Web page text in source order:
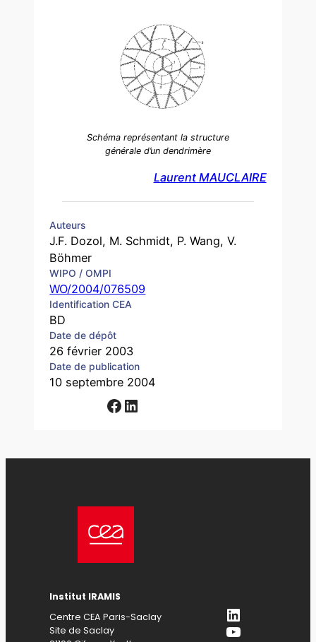
Auteurs
J.F. Dozol, M. Schmidt, P. Wang, V.
Böhmer
WIPO / OMPI
WO/2004/076509
Identification CEA
BD
Date de dépôt
26 février 2003
Date de publication
10 septembre 2004
Facebook LinkedIn
Schéma représentant la structure
générale d’un dendrimère
Laurent MAUCLAIRE
Institut IRAMIS
Centre CEA Paris-Saclay
Site de Saclay
LinkedIn
YouTube